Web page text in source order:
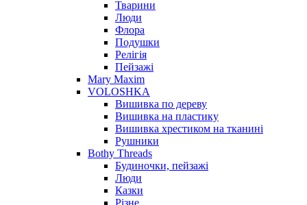
Тварини
Люди
Флора
Подушки
Релігія
Пейзажі
Mary Maxim
VOLOSHKA
Вишивка по дереву
Вишивка на пластику
Вишивка хрестиком на тканині
Рушники
Bothy Threads
Будиночки, пейзажі
Люди
Казки
Різне